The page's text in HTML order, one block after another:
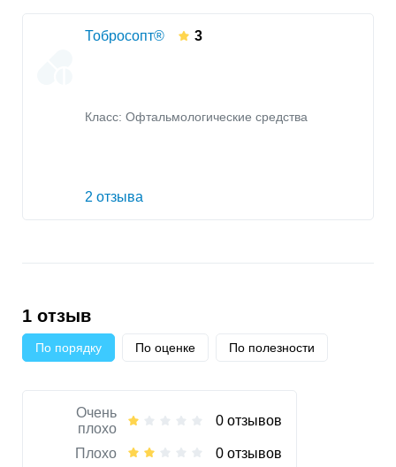
Тобросопт® 3
Класс: Офтальмологические средства
2 отзыва
1 отзыв
По порядку По оценке По полезности
Очень
плохо
0 отзывов
Плохо
0 отзывов